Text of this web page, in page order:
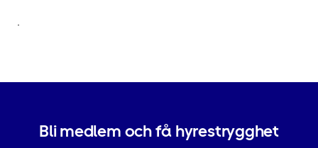
.
Bli medlem och få hyrestrygghet